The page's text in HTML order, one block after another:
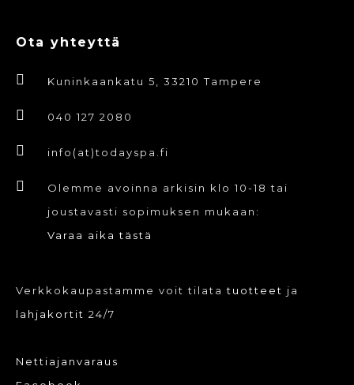
muunnelma.
tehdä
valinnat
sivulla.
Ota yhteyttä
Kuninkaankatu 5, 33210 Tampere
040 127 2080
info(at)todayspa.fi
Olemme avoinna arkisin klo 10-18 tai
joustavasti sopimuksen mukaan:
Varaa aika tästä
Verkkokaupastamme voit tilatatuotteet ja
lahjakortit 24/7
Nettiajanvaraus